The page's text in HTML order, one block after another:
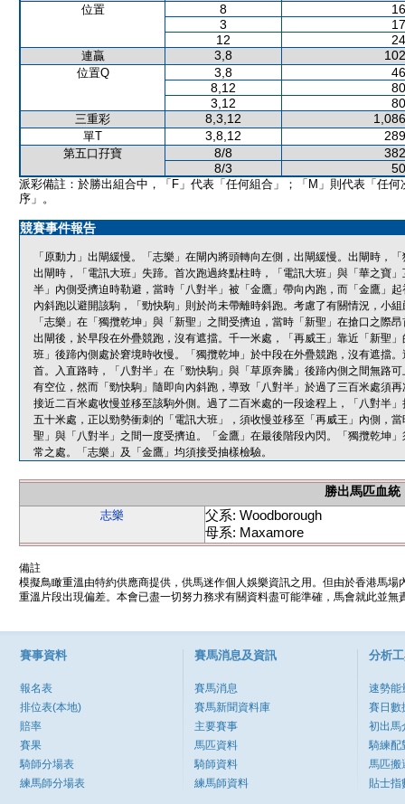
位置 8
3
12
連贏 3,8
位置Q 3,8
8,12
3,12
三重彩 8,3,12
單T 3,8,12
第五口孖寶 8/8
8/3
派彩備註：於勝出組合中，「F」代表「任何組合」；「M」則代表「任何
序」。
競賽事件報告
「原動力」出閘緩慢。「志樂」在閘內將頭轉向左側，出閘緩慢。出閘時，
出閘時，「電訊大班」失蹄。首次跑過終點柱時，「電訊大班」與「華之寶
半」內側受擠迫時勒避，當時「八對半」被「金鷹」帶向內跑，而「金鷹」
內斜跑以避開該駒，「勁快駒」則於尚未帶離時斜跑。考慮了有關情況，小
「志樂」在「獨攬乾坤」與「新聖」之間受擠迫，當時「新聖」在搶口之際
出閘後，於早段在外疊競跑，沒有遮擋。千一米處，「再威王」靠近「新聖
班」後蹄內側處於窘境時收慢。「獨攬乾坤」於中段在外疊競跑，沒有遮擋
首。入直路時，「八對半」在「勁快駒」與「草原奔騰」後蹄內側之間無路
有空位，然而「勁快駒」隨即向內斜跑，導致「八對半」於過了三百米處須
接近二百米處收慢並移至該駒外側。過了二百米處的一段途程上，「八對半
五十米處，正以勁勢衝刺的「電訊大班」，須收慢並移至「再威王」內側，
聖」與「八對半」之間一度受擠迫。「金鷹」在最後階段內閃。「獨攬乾坤
常之處。「志樂」及「金鷹」均須接受抽樣檢驗。
勝出馬匹血統
志樂
父系: Woodborough
母系: Maxamore
備註
模擬鳥瞰重溫由特約供應商提供，供馬迷作個人娛樂資訊之用。但由於香港馬
重溫片段出現偏差。本會已盡一切努力務求有關資料盡可能準確，馬會就此並
賽事資料
報名表
排位表(本地)
賠率
賽果
騎師分場表
練馬師分場表
賽馬消息及資訊
賽馬消息
賽馬新聞資料庫
主要賽事
馬匹資料
騎師資料
練馬師資料
分析
速勢能
賽日數
初出馬
騎練配
馬匹搬
貼士指